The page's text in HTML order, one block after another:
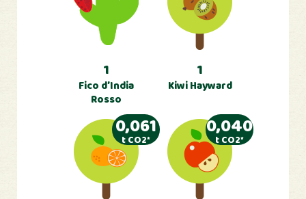
1
Fico d’India
Rosso
1
Kiwi Hayward
0,061
t CO2* 0,040
t CO2*